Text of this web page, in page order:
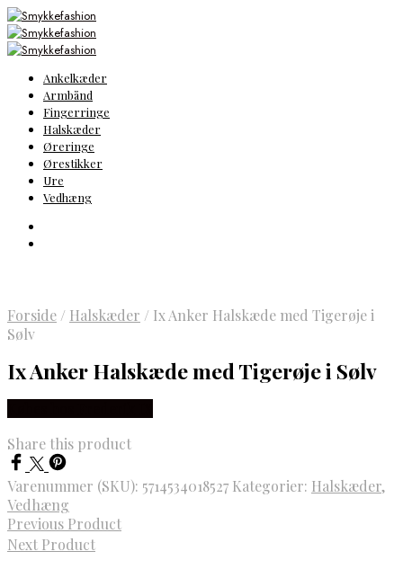
Ankelkæder
Armbånd
Fingerringe
Halskæder
Øreringe
Ørestikker
Ure
Vedhæng
Forside / Halskæder / Ix Anker Halskæde med Tigerøje i
Sølv
Ix Anker Halskæde med Tigerøje i Sølv
Share this product
Varenummer (SKU): 5714534018527 Kategorier: Halskæder,
Vedhæng
Previous Product
Next Product